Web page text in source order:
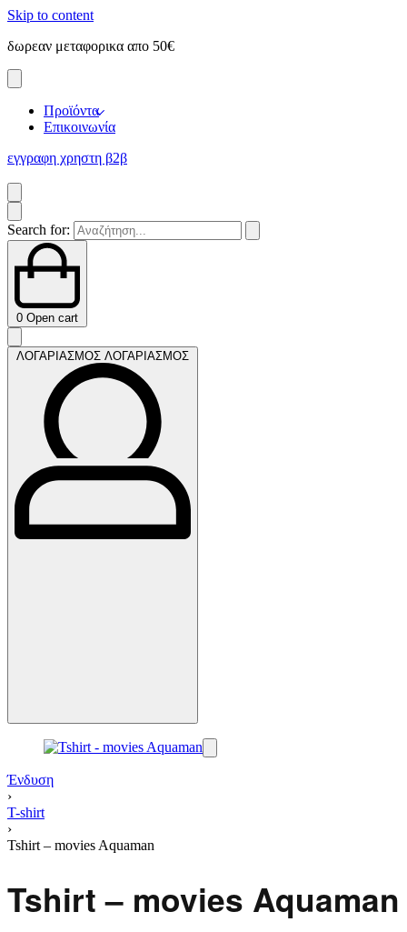
Skip to content
δωρεαν μεταφορικα απο 50€
Προϊόντα
Επικοινωνία
εγγραφη χρηστη β2β
Search for:
0 Open cart
ΛΟΓΑΡΙΑΣΜΟΣ ΛΟΓΑΡΙΑΣΜΟΣ
Ένδυση
›
T-shirt
›
Tshirt – movies Aquaman
Tshirt – movies Aquaman